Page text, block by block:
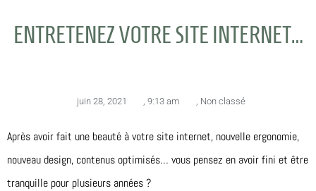
ENTRETENEZ VOTRE SITE INTERNET…
juin 28, 2021 9:13 am Non classé
Après avoir fait une beauté à votre site internet, nouvelle ergonomie,
nouveau design, contenus optimisés… vous pensez en avoir fini et être
tranquille pour plusieurs années ?